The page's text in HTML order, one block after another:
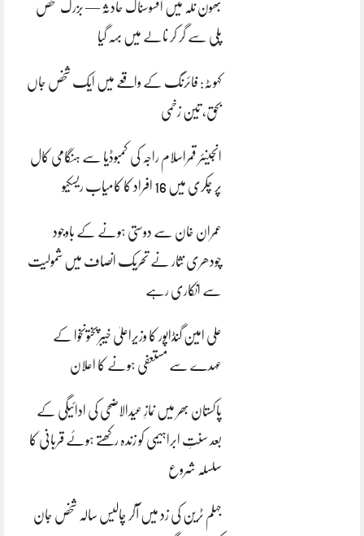
بھون نلہ میں افسوسناک حادثہ — بزرگ شخص
پلی سے گر کر نالے میں بہہ گیا
کہوٹہ: فائرنگ کے واقعے میں ایک شخص جاں
بحق، تین زخمی
انجینئر قمراسلام راجہ کی کمبوڈیا سے ہنگامی کال
پر چکری میں 16 افراد کا کامیاب ریسکیو
عمران خان سے دوستی ہونے کے باوجود
چودھری نثار نے تحریک انصاف میں شمولیت
سے انکاری رہے
علی امین گنڈاپور کا وزیراعلیٰ خیبرپختونخوا کے
عہدے سے مستعفی ہونے کا اعلان
پاکستان بھر میں نمازِ عیدالاضحی کی ادائیگی کے
بعد سنتِ ابراہیمی کو زندہ رکھتے ہوئے قربانی کا
سلسلہ شروع
جہلم ٹرین کی زد میں آکر چالیس سالہ شخص جان